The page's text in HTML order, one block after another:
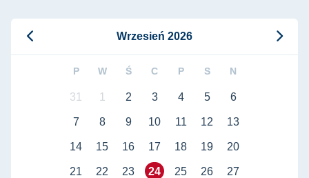
Wrzesień 2026
P W Ś C P S N
31 1 2 3 4 5 6
7 8 9 10 11 12 13
14 15 16 17 18 19 20
21 22 23 24 25 26 27